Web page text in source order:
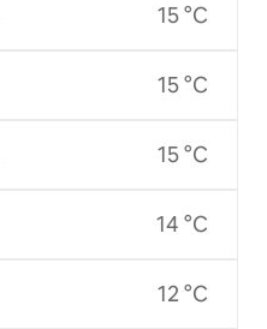
15 °C
15 °C
15 °C
14 °C
12 °C